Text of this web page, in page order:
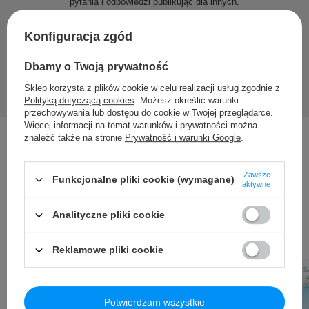
Zadaj pytanie
Inni kupili także ...
Konfiguracja zgód
Dbamy o Twoją prywatność
Sklep korzysta z plików cookie w celu realizacji usług zgodnie z
Polityką dotyczącą cookies. Możesz określić warunki
przechowywania lub dostępu do cookie w Twojej przeglądarce.
Więcej informacji na temat warunków i prywatności można
znaleźć także na stronie Prywatność i warunki Google.
Funkcjonalne pliki cookie (wymagane) Zawsze
aktywne
Analityczne pliki cookie
Reklamowe pliki cookie
Potwierdzam wszystkie